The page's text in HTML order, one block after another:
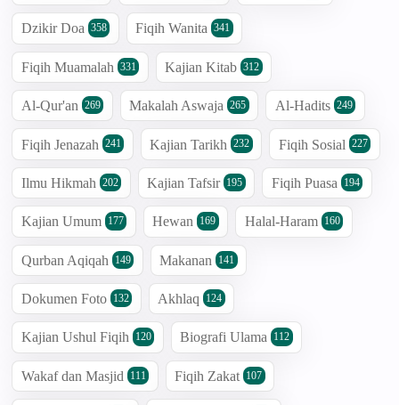
Dzikir Doa 358 Fiqih Wanita 341
Fiqih Muamalah 331 Kajian Kitab 312
Al-Qur'an 269 Makalah Aswaja 265 Al-Hadits 249
Fiqih Jenazah 241 Kajian Tarikh 232 Fiqih Sosial 227
Ilmu Hikmah 202 Kajian Tafsir 195 Fiqih Puasa 194
Kajian Umum 177 Hewan 169 Halal-Haram 160
Qurban Aqiqah 149 Makanan 141
Dokumen Foto 132 Akhlaq 124
Kajian Ushul Fiqih 120 Biografi Ulama 112
Wakaf dan Masjid 111 Fiqih Zakat 107